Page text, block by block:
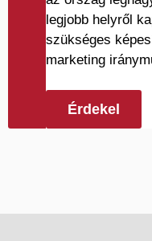
legjobb helyről
szükséges
marketing
Érdekel